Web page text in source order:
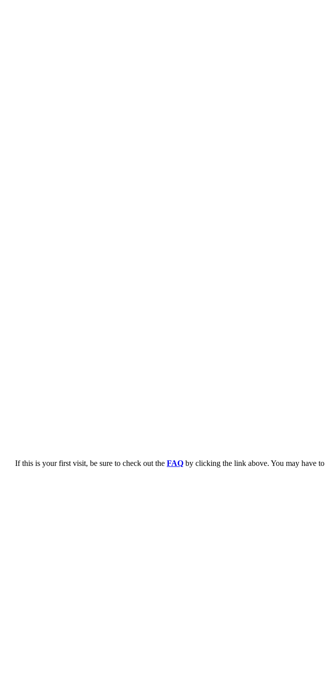
If this is your first visit, be sure to check out the FAQ by clicking the link above. You may have to